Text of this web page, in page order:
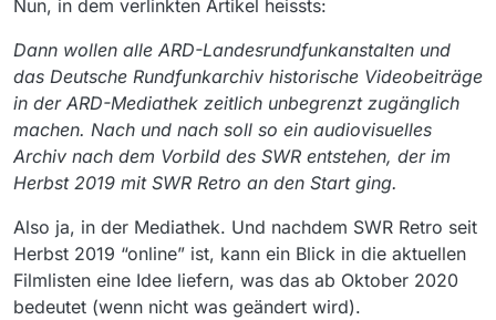
2006-149132.html
Nun, in dem verlinkten Artikel heissts:
Dann wollen alle ARD-Landesrundfunkanstalten und
das Deutsche Rundfunkarchiv historische Videobeiträge
in der ARD-Mediathek zeitlich unbegrenzt zugänglich
machen. Nach und nach soll so ein audiovisuelles
Archiv nach dem Vorbild des SWR entstehen, der im
Herbst 2019 mit SWR Retro an den Start ging.
Also ja, in der Mediathek. Und nachdem SWR Retro seit
Herbst 2019 “online” ist, kann ein Blick in die aktuellen
Filmlisten eine Idee liefern, was das ab Oktober 2020
bedeutet (wenn nicht was geändert wird).